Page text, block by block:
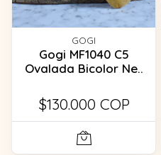
GOGI
Gogi MF1040 C5
Ovalada Bicolor Ne..
$130.000 COP